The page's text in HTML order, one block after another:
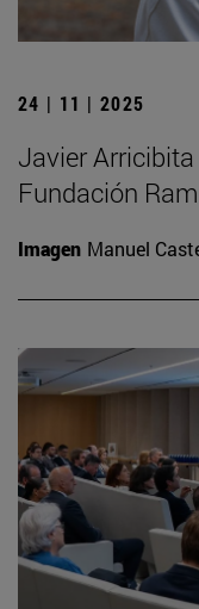
24 | 11 | 2025
Javier
Fundación
Imagen Manuel